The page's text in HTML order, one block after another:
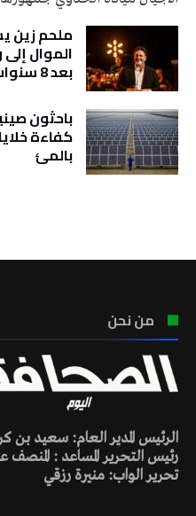
ملحم زين
الموال
بعد 8 سنوات
باحثون
بالمئ
من نحن
الرئيس المدير العام: سعيد بن
رئيس التحرير المساعد : المنصف
تحرير الواب: منيرة رزقي